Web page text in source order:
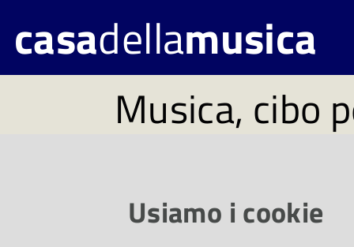
casadellamusica
Musica, cibo
lunedì 19
Usiamo i cookie